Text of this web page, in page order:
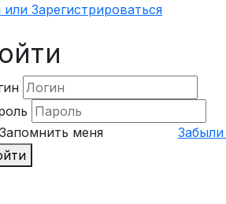
Зарегистрироваться
Запомнить меня